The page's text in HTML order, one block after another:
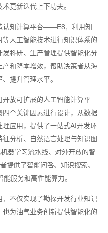
更新迭代上下功夫。
认知计算平台——E8，利用知
人工智能技术进行知识体系的
科研、生产管理提供智能化分
和降本增效，帮助决策者从海
提升管理水平。
放可扩展的人工智能计算平
个关键因素进行设计，从数据
应用，提供了一站式AI开发环
分析、自然语言处理与知识图
器学习流水线、对外开放的智
提供了智能问答、知识搜索、
服务和高性能算力。
不仅实现了勘探开发行业知识
为油气业务创新提供智能化的